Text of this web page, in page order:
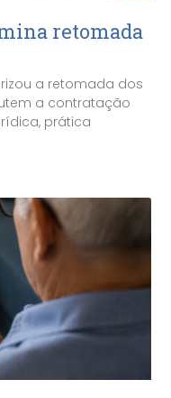
retomada
a retomada dos
a contratação
prática